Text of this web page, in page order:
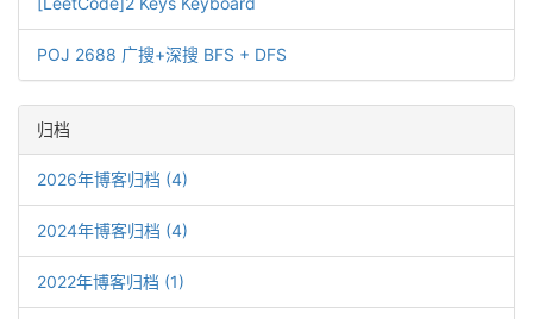
POJ 2688 广搜+深搜 BFS + DFS
归档
2026年博客归档 (4)
2024年博客归档 (4)
2022年博客归档 (1)